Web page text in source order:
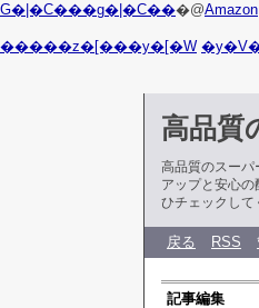
G�|�C���g�|�C���@Amazon
�����z�[���y�[�W
高品質
高品質のスーパ
アップと安心
ひチェックして
戻る RSS
記事編集